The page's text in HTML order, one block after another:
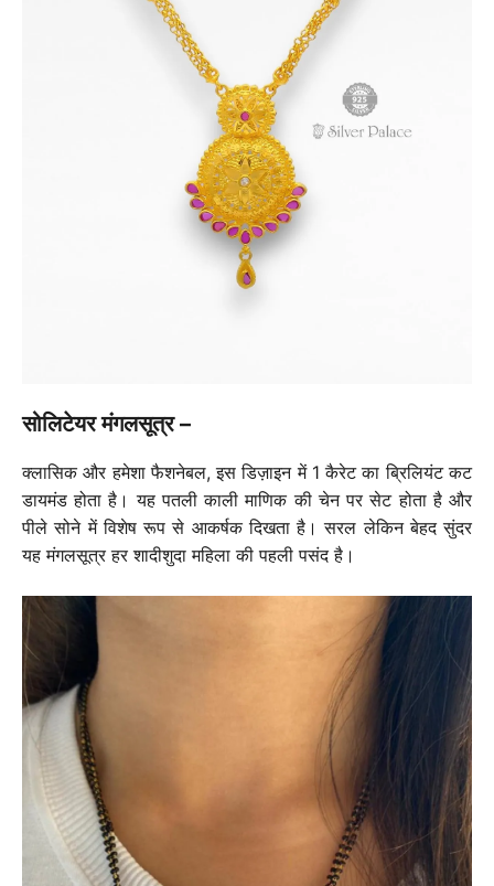
सोलिटेयर मंगलसूत्र –
क्लासिक और हमेशा फैशनेबल, इस डिज़ाइन में 1 कैरेट का ब्रिलियंट कट
डायमंड होता है। यह पतली काली माणिक की चेन पर सेट होता है और
पीले सोने में विशेष रूप से आकर्षक दिखता है। सरल लेकिन बेहद सुंदर
यह मंगलसूत्र हर शादीशुदा महिला की पहली पसंद है।